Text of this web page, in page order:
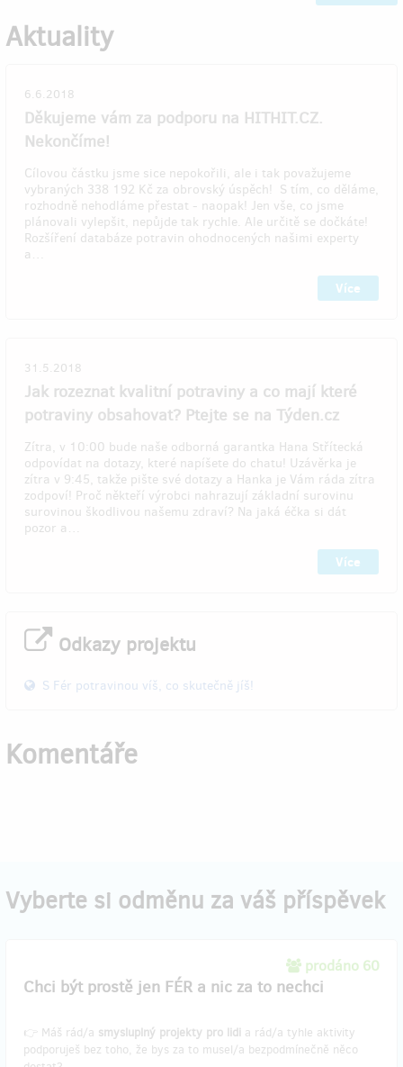
Aktuality
6.6.2018
Děkujeme vám za podporu na HITHIT.CZ.
Nekončíme!
Cílovou částku jsme sice nepokořili, ale i tak považujeme
vybraných 338 192 Kč za obrovský úspěch! S tím, co děláme,
rozhodně nehodláme přestat - naopak! Jen vše, co jsme
plánovali vylepšit, nepůjde tak rychle. Ale určitě se dočkáte!
Rozšíření databáze potravin ohodnocených našimi experty
a…
Více
31.5.2018
Jak rozeznat kvalitní potraviny a co mají které
potraviny obsahovat? Ptejte se na Týden.cz
Zítra, v 10:00 bude naše odborná garantka Hana Střítecká
odpovídat na dotazy, které napíšete do chatu! Uzávěrka je
zítra v 9:45, takže pište své dotazy a Hanka je Vám ráda zítra
zodpoví! Proč někteří výrobci nahrazují základní surovinu
surovinou škodlivou našemu zdraví? Na jaká éčka si dát
pozor a…
Více
Odkazy projektu
S Fér potravinou víš, co skutečně jíš!
Komentáře
Vyberte si odměnu za váš příspěvek
prodáno 60
Chci být prostě jen FÉR a nic za to nechci
👉 Máš rád/a smysluplný projekty pro lidi a rád/a tyhle aktivity
podporuješ bez toho, že bys za to musel/a bezpodmínečně něco